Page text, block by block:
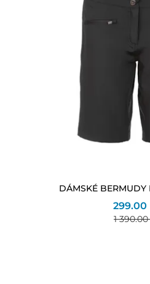
DÁMSKÉ
299.00
1